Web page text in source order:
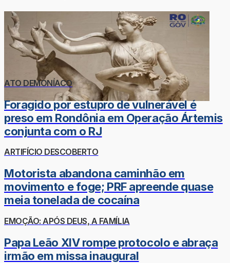
ATO DEMONÍACO
Foragido por estupro de vulnerável é
preso em Rondônia em Operação Ártemis
conjunta com o RJ
ARTIFÍCIO DESCOBERTO
Motorista abandona caminhão em
movimento e foge; PRF apreende quase
meia tonelada de cocaína
EMOÇÃO: APÓS DEUS, A FAMÍLIA
Papa Leão XIV rompe protocolo e abraça
irmão em missa inaugural